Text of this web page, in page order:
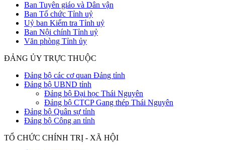
Ban Tuyên giáo và Dân vận
Ban Tổ chức Tỉnh uỷ
Uỷ ban Kiểm tra Tỉnh uỷ
Ban Nội chính Tỉnh uỷ
Văn phòng Tỉnh ủy
ĐẢNG ỦY TRỰC THUỘC
Đảng bộ các cơ quan Đảng tỉnh
Đảng bộ UBND tỉnh
Đảng bộ Đại học Thái Nguyên
Đảng bộ CTCP Gang thép Thái Nguyên
Đảng bộ Quân sự tỉnh
Đảng bộ Công an tỉnh
TỔ CHỨC CHÍNH TRỊ - XÃ HỘI